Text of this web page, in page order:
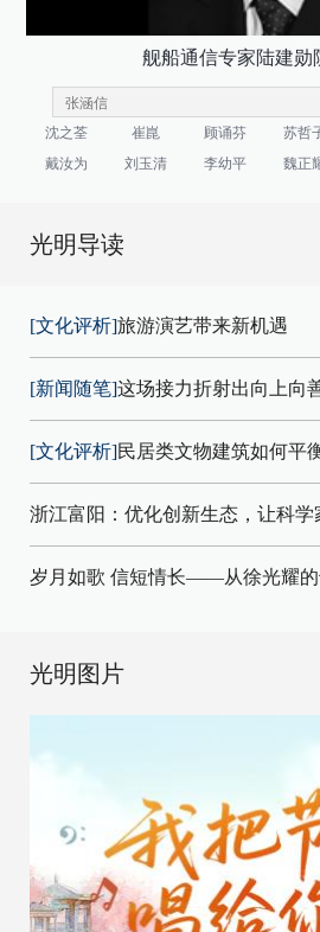
舰船通信专家陆建勋
沈之荃 崔崑 顾诵芬 苏哲
戴汝为
刘玉清 李幼平 魏正
光明导读
[文化评析]旅游演艺带来新机遇
[新闻随笔]这场接力折射出向上向
[文化评析]民居类文物建筑如何平
浙江富阳：优化创新生态，让科学
岁月如歌 信短情长——从徐光耀的
光明图片